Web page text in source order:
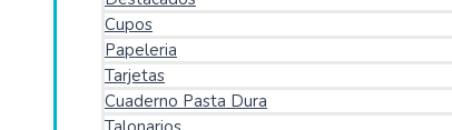
Cupos
Papeleria
Tarjetas
Cuaderno Pasta Dura